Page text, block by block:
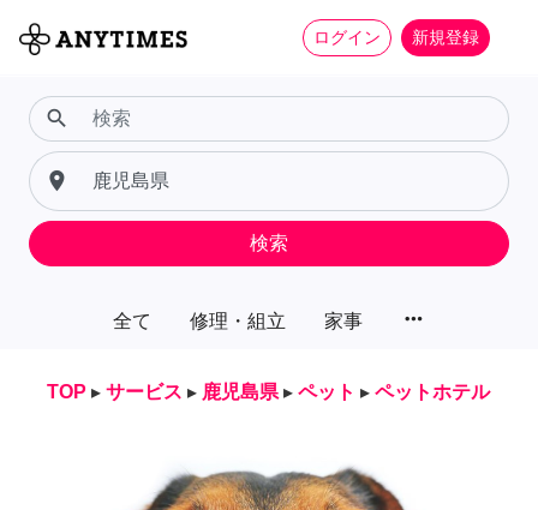
ログイン 新規登録
全て 修理・組立 家事 more_horiz
search
place
検索
TOP ▸ サービス ▸ 鹿児島県 ▸ ペット ▸ ペットホテル